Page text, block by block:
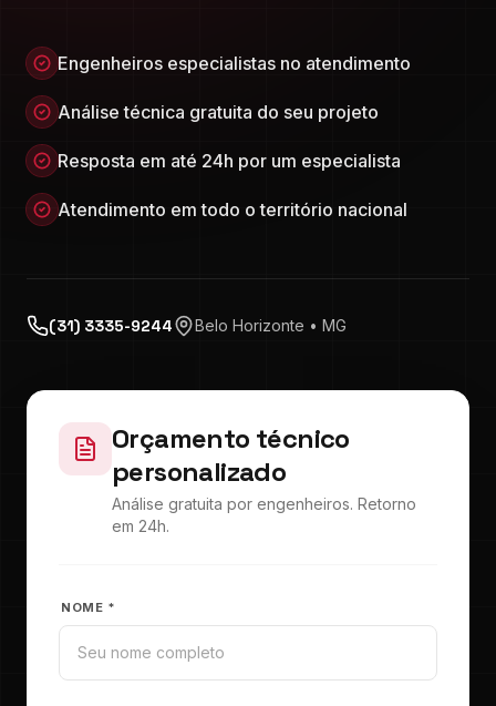
Engenheiros especialistas no atendimento
Análise técnica gratuita do seu projeto
Resposta em até 24h por um especialista
Atendimento em todo o território nacional
(31) 3335-9244 Belo Horizonte • MG
Orçamento técnico
personalizado
Análise gratuita por engenheiros. Retorno
em 24h.
NOME *